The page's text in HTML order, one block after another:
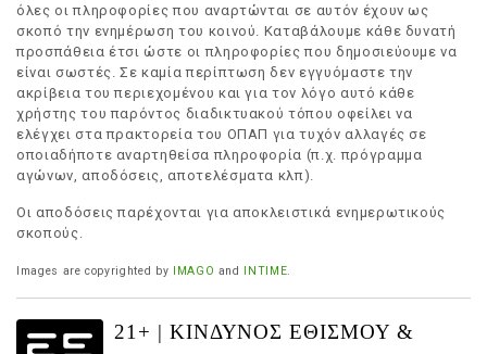
όλες οι πληροφορίες που αναρτώνται σε αυτόν έχουν ως
σκοπό την ενημέρωση του κοινού. Καταβάλουμε κάθε δυνατή
προσπάθεια έτσι ώστε οι πληροφορίες που δημοσιεύουμε να
είναι σωστές. Σε καμία περίπτωση δεν εγγυόμαστε την
ακρίβεια του περιεχομένου και για τον λόγο αυτό κάθε
χρήστης του παρόντος διαδικτυακού τόπου οφείλει να
ελέγχει στα πρακτορεία του ΟΠΑΠ για τυχόν αλλαγές σε
οποιαδήποτε αναρτηθείσα πληροφορία (π.χ. πρόγραμμα
αγώνων, αποδόσεις, αποτελέσματα κλπ).
Οι αποδόσεις παρέχονται για αποκλειστικά ενημερωτικούς
σκοπούς.
Images are copyrighted by IMAGO and INTIME.
21+ | ΚΙΝΔΥΝΟΣ ΕΘΙΣΜΟΥ &